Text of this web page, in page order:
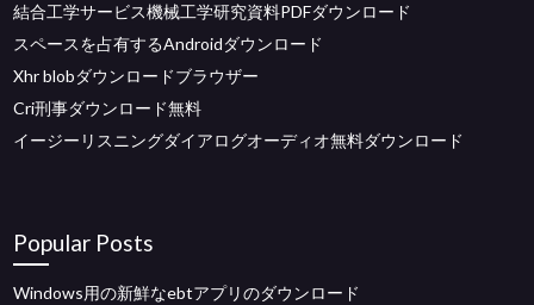
結合工学サービス機械工学研究資料PDFダウンロード
スペースを占有するAndroidダウンロード
Xhr blobダウンロードブラウザー
Cri刑事ダウンロード無料
イージーリスニングダイアログオーディオ無料ダウンロード
Popular Posts
Windows用の新鮮なebtアプリのダウンロード